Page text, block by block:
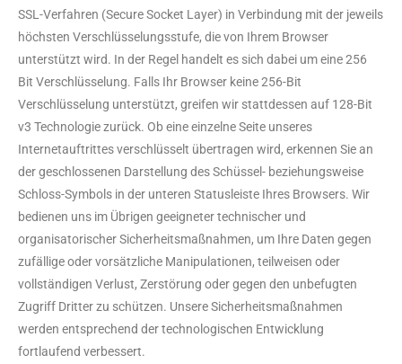
SSL-Verfahren (Secure Socket Layer) in Verbindung mit der jeweils
höchsten Verschlüsselungsstufe, die von Ihrem Browser
unterstützt wird. In der Regel handelt es sich dabei um eine 256
Bit Verschlüsselung. Falls Ihr Browser keine 256-Bit
Verschlüsselung unterstützt, greifen wir stattdessen auf 128-Bit
v3 Technologie zurück. Ob eine einzelne Seite unseres
Internetauftrittes verschlüsselt übertragen wird, erkennen Sie an
der geschlossenen Darstellung des Schüssel- beziehungsweise
Schloss-Symbols in der unteren Statusleiste Ihres Browsers. Wir
bedienen uns im Übrigen geeigneter technischer und
organisatorischer Sicherheitsmaßnahmen, um Ihre Daten gegen
zufällige oder vorsätzliche Manipulationen, teilweisen oder
vollständigen Verlust, Zerstörung oder gegen den unbefugten
Zugriff Dritter zu schützen. Unsere Sicherheitsmaßnahmen
werden entsprechend der technologischen Entwicklung
fortlaufend verbessert.